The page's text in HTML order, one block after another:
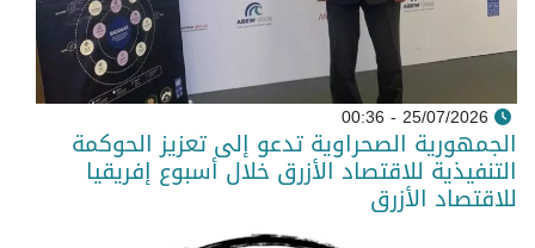
25/07/2026 - 00:36
الجمهورية الصحراوية تدعو إلى تعزيز الحوكمة
التنفيذية للاقتصاد الأزرق خلال أسبوع إفريقيا
للاقتصاد الأزرق